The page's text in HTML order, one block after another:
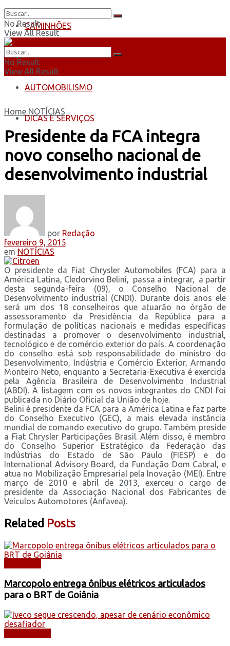
CAMINHÕES
ÔNIBUS
AUTOMOBILISMO
DICAS E SERVIÇOS
No Result
View All Result
No Result
View All Result
Home NOTÍCIAS
Presidente da FCA integra
novo conselho nacional de
desenvolvimento industrial
por Redação
fevereiro 9, 2015
em NOTÍCIAS
O presidente da Fiat Chrysler Automobiles (FCA) para a
América Latina, Cledorvino Belini, passa a integrar, a partir
desta segunda-feira (09), o Conselho Nacional de
Desenvolvimento industrial (CNDI). Durante dois anos ele
será um dos 18 conselheiros que atuarão no órgão de
assessoramento da Presidência da República para a
formulação de políticas nacionais e medidas específicas
destinadas a promover o desenvolvimento industrial,
tecnológico e de comércio exterior do país. A coordenação
do conselho está sob responsabilidade do ministro do
Desenvolvimento, Indústria e Comércio Exterior, Armando
Monteiro Neto, enquanto a Secretaria-Executiva é exercida
pela Agência Brasileira de Desenvolvimento Industrial
(ABDI). A listagem com os novos integrantes do CNDI foi
publicada no Diário Oficial da União de hoje.
Belini é presidente da FCA para a América Latina e faz parte
do Conselho Executivo (GEC), a mais elevada instância
mundial de comando executivo do grupo. Também preside
a Fiat Chrysler Participações Brasil. Além disso, é membro
do Conselho Superior Estratégico da Federação das
Indústrias do Estado de São Paulo (FIESP) e do
International Advisory Board, da Fundação Dom Cabral, e
atua no Mobilização Empresarial pela Inovação (MEI). Entre
março de 2010 e abril de 2013, exerceu o cargo de
presidente da Associação Nacional dos Fabricantes de
Veículos Automotores (Anfavea).
Related Posts
Marcopolo entrega ônibus elétricos articulados
para o BRT de Goiânia